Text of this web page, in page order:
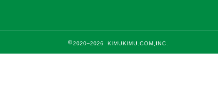
2020–2026 KIMUKIMU.COM,INC.